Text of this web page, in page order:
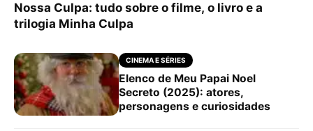
Nossa Culpa: tudo sobre o filme, o livro e a
trilogia Minha Culpa
CINEMA E SÉRIES
Elenco de Meu Papai Noel
Secreto (2025): atores,
personagens e curiosidades